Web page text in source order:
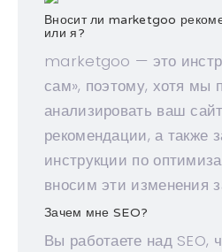
Вносит ли marketgoo
или я?
marketgoo — это
сам», поэтому, хотя мы
анализировать ваш
рекомендации, а также
инструкции по
вносим эти изменения
Зачем мне SEO?
Вы работаете над SEO,